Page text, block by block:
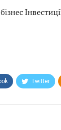
Twitter